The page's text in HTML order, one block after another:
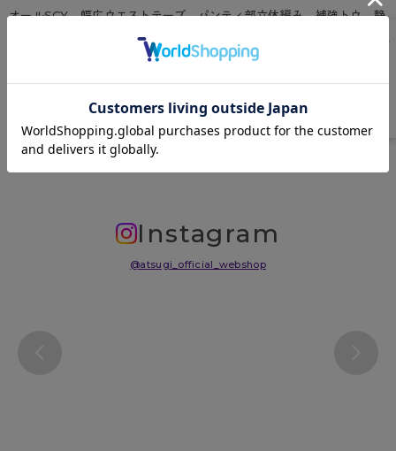
オールSCY、幅広ウエストテープ、パンティ部立体編み、補強トウ、静
中国
サイズ表 洗濯表示について
Instagram
@atsugi_official_webshop